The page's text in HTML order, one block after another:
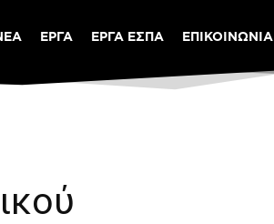
ΕΡΓΑ ΕΡΓΑ ΕΣΠΑ ΕΠΙΚΟΙΝΩΝΙΑ